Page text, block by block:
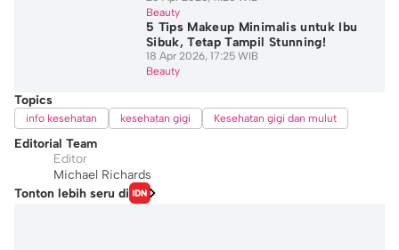
Beauty
5 Tips Makeup Minimalis untuk Ibu
Sibuk, Tetap Tampil Stunning!
18 Apr 2026, 17:25 WIB
Beauty
Topics
info kesehatan kesehatan gigi Kesehatan gigi dan mulut
Editorial Team
Editor
Michael Richards
Tonton lebih seru di